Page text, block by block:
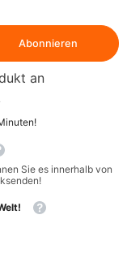
Abonnieren
an
!
Sie es innerhalb von